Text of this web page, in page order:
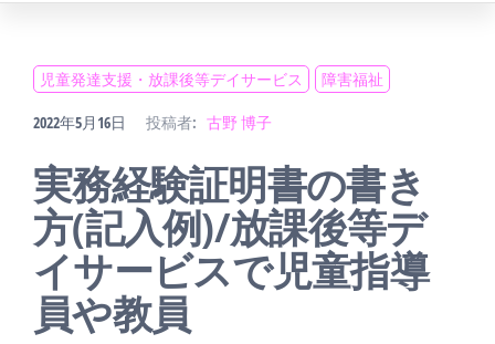
児童発達支援・放課後等デイサービス 障害福祉
2022年5月16日 投稿者: 古野 博子
実務経験証明書の書き
方(記入例)/放課後等デ
イサービスで児童指導
員や教員